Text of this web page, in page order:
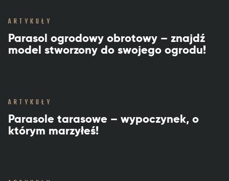
ARTYKUŁY
Parasol ogrodowy obrotowy – znajdź
model stworzony do swojego ogrodu!
ARTYKUŁY
Parasole tarasowe – wypoczynek, o
którym marzyłeś!